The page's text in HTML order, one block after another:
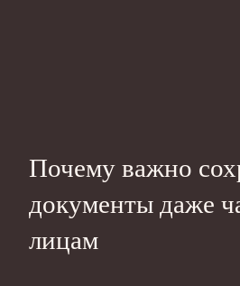
Почему важно
документы даже
лицам